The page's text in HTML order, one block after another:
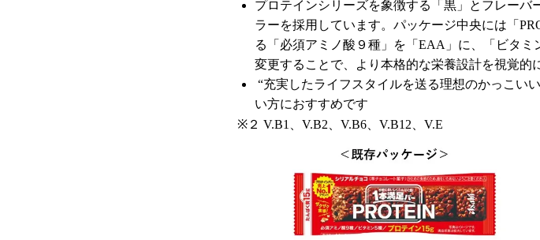
プロテインシリーズを象徴する「黒」とフレーバ
ラーを採用しています。パッケージ中央には「
る「必須アミノ酸９種」を「EAA」に、「ビタ
変更することで、より本格的な栄養設計を視覚的
“充実したライフスタイルを送る理想のかっこい
い方におすすめです
※２ V.B1、V.B2、V.B6、V.B12、V.E